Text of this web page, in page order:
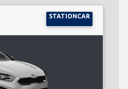
STATIONCAR